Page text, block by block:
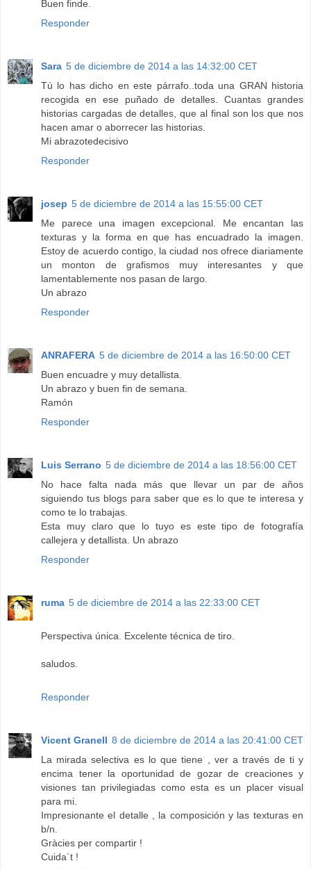
Buen finde.
Responder
Sara 5 de diciembre de 2014 a las 14:32:00 CET
Tú lo has dicho en este párrafo..toda una GRAN historia
recogida en ese puñado de detalles. Cuantas grandes
historias cargadas de detalles, que al final son los que nos
hacen amar o aborrecer las historias.
Mi abrazotedecisivo
Responder
josep 5 de diciembre de 2014 a las 15:55:00 CET
Me parece una imagen excepcional. Me encantan las
texturas y la forma en que has encuadrado la imagen.
Estoy de acuerdo contigo, la ciudad nos ofrece diariamente
un monton de grafismos muy interesantes y que
lamentablemente nos pasan de largo.
Un abrazo
Responder
ANRAFERA 5 de diciembre de 2014 a las 16:50:00 CET
Buen encuadre y muy detallista.
Un abrazo y buen fin de semana.
Ramón
Responder
Luis Serrano 5 de diciembre de 2014 a las 18:56:00 CET
No hace falta nada más que llevar un par de años
siguiendo tus blogs para saber que es lo que te interesa y
como te lo trabajas.
Esta muy claro que lo tuyo es este tipo de fotografía
callejera y detallista. Un abrazo
Responder
ruma 5 de diciembre de 2014 a las 22:33:00 CET
Perspectiva única. Excelente técnica de tiro.
saludos.
Responder
Vicent Granell 8 de diciembre de 2014 a las 20:41:00 CET
La mirada selectiva es lo que tiene , ver a través de ti y
encima tener la oportunidad de gozar de creaciones y
visiones tan privilegiadas como esta es un placer visual
para mi.
Impresionante el detalle , la composición y las texturas en
b/n.
Gràcies per compartir !
Cuida´t !